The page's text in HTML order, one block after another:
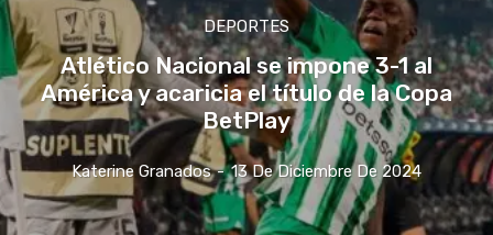
DEPORTES
Atlético Nacional se impone 3-1 al
América y acaricia el título de la Copa
BetPlay
Katerine Granados - 13 De Diciembre De 2024